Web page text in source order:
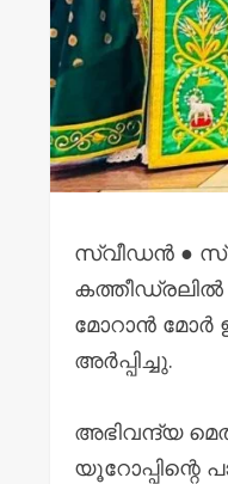
സ്വീഡൻ ●
മോറാൻ മോർ
അർപ്പിച്ചു.
അഭിവന്ദ്യ
യൂറോപ്പിന്റെ